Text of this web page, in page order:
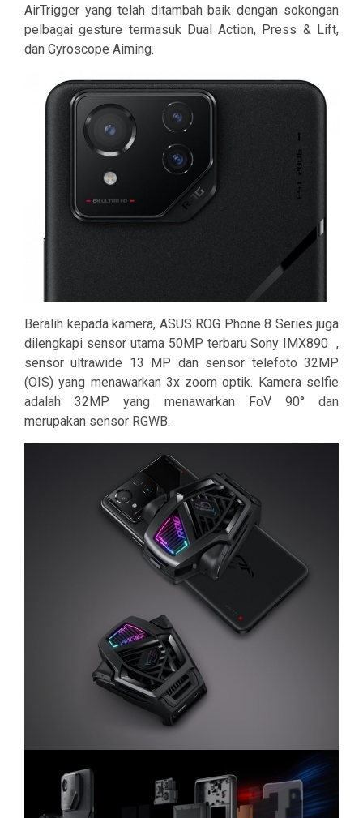
AirTrigger yang telah ditambah baik dengan sokongan
pelbagai gesture termasuk Dual Action, Press & Lift,
dan Gyroscope Aiming.
Beralih kepada kamera, ASUS ROG Phone 8 Series juga
dilengkapi sensor utama 50MP terbaru Sony IMX890 ,
sensor ultrawide 13 MP dan sensor telefoto 32MP
(OIS) yang menawarkan 3x zoom optik. Kamera selfie
adalah 32MP yang menawarkan FoV 90° dan
merupakan sensor RGWB.